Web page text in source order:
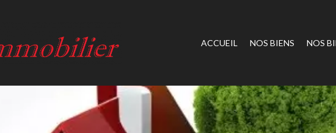
ACCUEIL NOS BIENS NOS